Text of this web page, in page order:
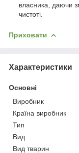
власника, даючи
чистоті.
Приховати
Характеристики
Основні
Виробник
Країна виробник
Тип
Вид
Вид тварин